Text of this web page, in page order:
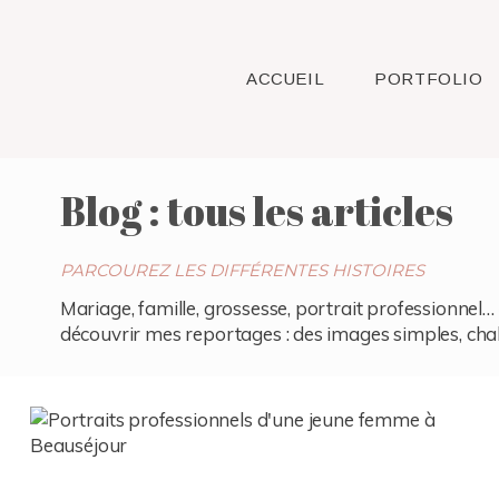
ACCUEIL PORTFOLIO
Blog : tous les articles
PARCOUREZ LES DIFFÉRENTES HISTOIRES
Mariage, famille, grossesse, portrait
découvrir mes reportages : des images simples,